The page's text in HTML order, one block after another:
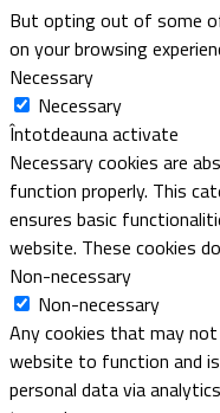
But opting out of some
on your browsing
Necessary
Necessary
Întotdeauna activate
Necessary cookies are
function properly. This
ensures basic
website. These cookies
Non-necessary
Non-necessary
Any cookies that may
website to function and
personal data via